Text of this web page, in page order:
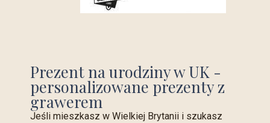
Prezent na urodziny w UK -
personalizowane prezenty z
grawerem
Jeśli mieszkasz w Wielkiej Brytanii i szukasz